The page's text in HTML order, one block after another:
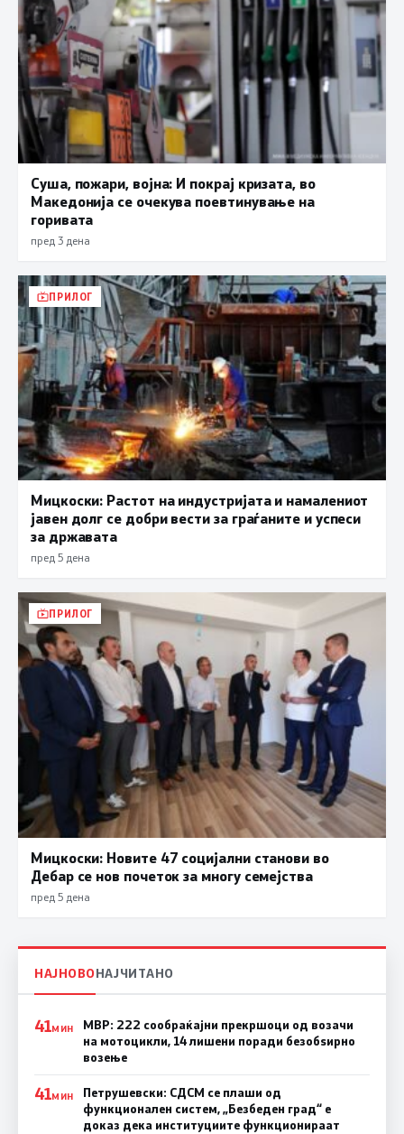
Суша, пожари, војна: И покрај кризата, во
Македонија се очекува поевтинување на
горивата
пред 3 дена
ПРИЛОГ
Мицкоски: Растот на индустријата и намалениот
јавен долг се добри вести за граѓаните и успеси
за државата
пред 5 дена
ПРИЛОГ
Мицкоски: Новите 47 социјални станови во
Дебар се нов почеток за многу семејства
пред 5 дена
НАЈНОВОНАЈЧИТАНО
41МИН
МВР: 222 сообраќајни прекршоци од возачи
на мотоцикли, 14 лишени поради безобѕирно
возење
41МИН
Петрушевски: СДСМ се плаши од
функционален систем, „Безбеден град“ е
доказ дека институциите функционираат